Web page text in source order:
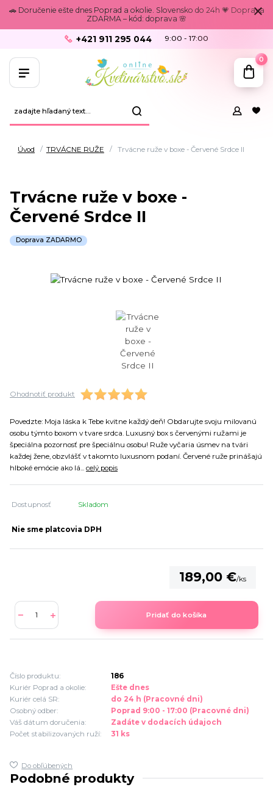
🚗 Doručenie ešte dnes Poprad a okolie. Slovensko do 24h 💗 Doprava
ZDARMA – kód: doprava 🌸
+421 911 295 044 9:00 - 17:00
0
Úvod TRVÁCNE RUŽE Trvácne ruže v boxe - Červené Srdce II
Trvácne ruže v boxe -
Červené Srdce II
Doprava ZADARMO
Ohodnotiť produkt
Povedzte: Moja láska k Tebe kvitne každý deň! Obdarujte svoju milovanú
osobu týmto boxom v tvare srdca. Luxusný box s červenými ružami je
špeciálna pozornosť pre špeciálnu osobu! Ruže vyčaria úsmev na tvári
každej žene, obzvlášť v takomto luxusnom podaní. Červené ruže prinášajú
hlboké emócie ako lá... celý popis
Dostupnosť Skladom
Nie sme platcovia DPH
189,00 €/ks
Pridať do košíka
Číslo produktu:
186
Kuriér Poprad a okolie:
Ešte dnes
Kuriér celá SR:
do 24 h (Pracovné dni)
Osobný odber:
Poprad 9:00 - 17:00 (Pracovné dni)
Váš dátum doručenia:
Zadáte v dodacích údajoch
Počet stabilizovaných ruží:
31 ks
Do obľúbených
Podobné produkty